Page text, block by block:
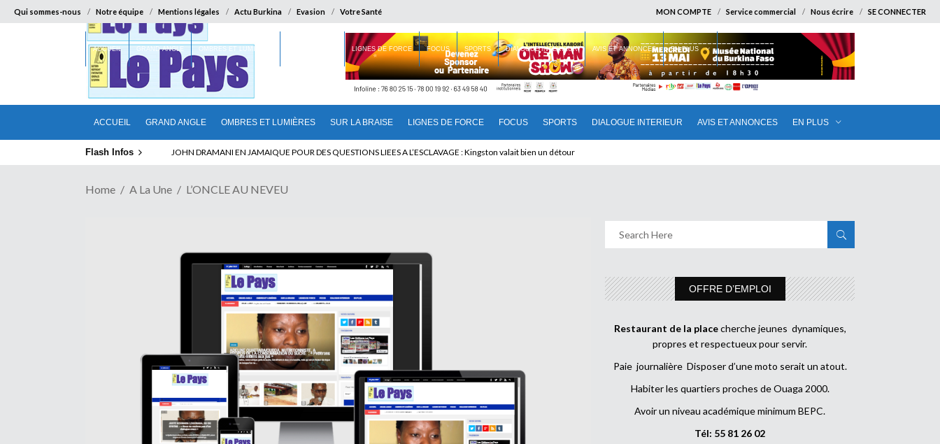
Qui sommes-nous Notre équipe Mentions légales Actu Burkina Evasion Votre Santé MON COMPTE Service commercial Nous écrire SE CONNECTER
ACCUEIL GRAND ANGLE OMBRES ET LUMIÈRES SUR LA BRAISE LIGNES DE FORCE FOCUS SPORTS DIALOGUE INTERIEUR AVIS ET ANNONCES EN PLUS
ACCUEIL GRAND ANGLE OMBRES ET LUMIÈRES LIGNES DE FORCE FOCUS SPORTS DIALOGUE INTERIEUR AVIS ET ANNONCES EN PLUS
Flash Infos ELECTION DE TALON A LA TETE DU SENAT BENINOIS : Quand Patrice quitte le pouvoir sans partir !
Home A La Une L’ONCLE AU NEVEU
OFFRE D’EMPLOI
Restaurant de la placecherche jeunes dynamiques,
propres et respectueux pour servir.
Paie journalière Disposer d’une moto serait un atout.
Habiter les quartiers proches de Ouaga 2000.
Avoir un niveau académique minimum BEPC.
Tél: 55 81 26 02